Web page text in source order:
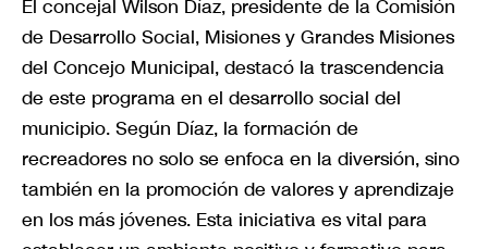
El concejal Wilson Díaz, presidente de la Comisión
de Desarrollo Social, Misiones y Grandes Misiones
del Concejo Municipal, destacó la trascendencia
de este programa en el desarrollo social del
municipio. Según Díaz, la formación de
recreadores no solo se enfoca en la diversión, sino
también en la promoción de valores y aprendizaje
en los más jóvenes. Esta iniciativa es vital para